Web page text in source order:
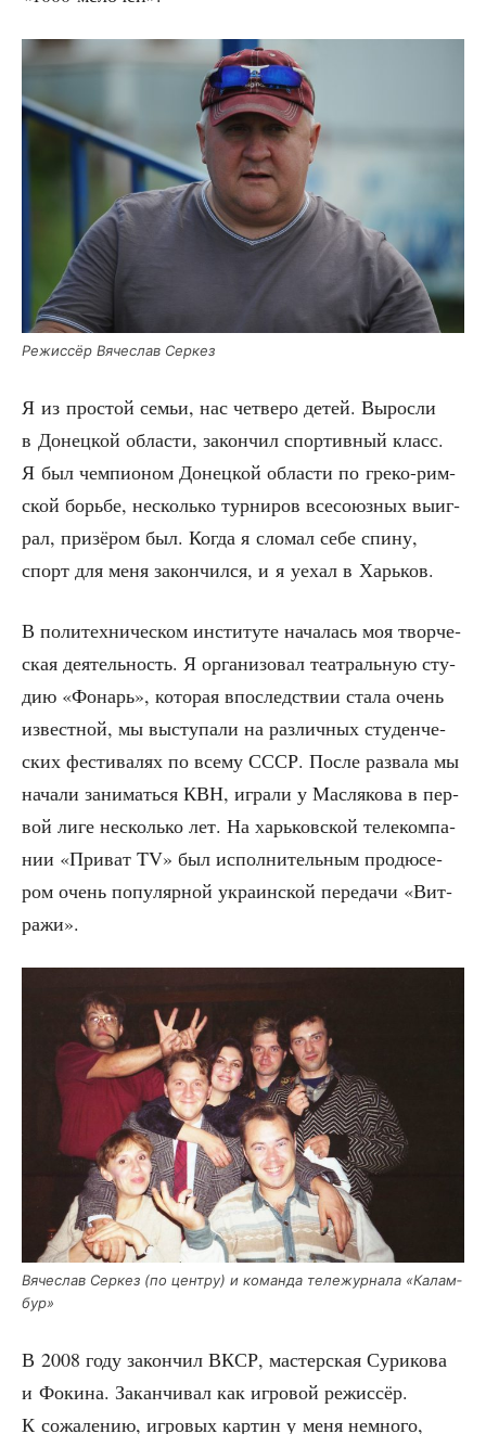
Режис­сёр Вяче­слав Серкез
Я из про­стой семьи, нас чет­ве­ро детей. Вырос­ли
в Донец­кой обла­сти, закон­чил спор­тив­ный класс.
Я был чем­пи­о­ном Донец­кой обла­сти по гре­ко-рим­
ской борь­бе, несколь­ко тур­ни­ров все­со­юз­ных выиг­
рал, при­зё­ром был. Когда я сло­мал себе спи­ну,
спорт для меня закон­чил­ся, и я уехал в Харьков.
В поли­тех­ни­че­ском инсти­ту­те нача­лась моя твор­че­
ская дея­тель­ность. Я орга­ни­зо­вал теат­раль­ную сту­
дию «Фонарь», кото­рая впо­след­ствии ста­ла очень
извест­ной, мы высту­па­ли на раз­лич­ных сту­ден­че­
ских фести­ва­лях по все­му СССР. После раз­ва­ла мы
нача­ли зани­мать­ся КВН, игра­ли у Мас­ля­ко­ва в пер­
вой лиге несколь­ко лет. На харь­ков­ской теле­ком­па­
нии «При­ват TV» был испол­ни­тель­ным про­дю­се­
ром очень попу­ляр­ной укра­ин­ской пере­да­чи «Вит­
ра­жи».
Вяче­слав Сер­кез (по цен­тру) и коман­да теле­жур­на­ла «Калам­
бур»
В 2008 году закон­чил ВКСР, мастер­ская Сури­ко­ва
и Фоки­на. Закан­чи­вал как игро­вой режис­сёр.
К сожа­ле­нию, игро­вых кар­тин у меня немно­го,